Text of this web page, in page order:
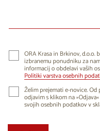
ORA Krasa in Brkinov, d.o.o.
izbranemu ponudniku za
informacij o obdelavi vaših
Politiki varstva osebnih
Želim prejemati e-novice.
odjavim s klikom na
svojih osebnih podatkov v